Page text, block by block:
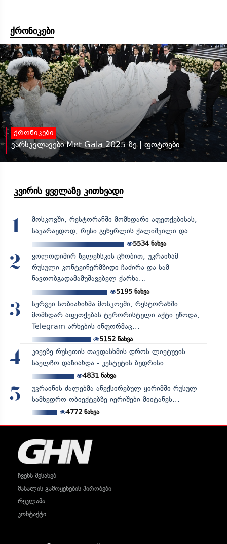
ქრონიკები
ქრონიკები
ვარსკვლავები Met Gala 2025-ზე | ფოტოები
კვირის ყველაზე კითხვადი
1
მოსკოვში, რესტორანში მომხდარი აფეთქებისას,
სავარაუდოდ, რუსი გენერლის ქალიშვილი და...
5534ნახვა
2
ვოლოდიმირ ზელენსკის ცნობით, უკრაინამ
რუსული კონტეინერმზიდი ჩაძირა და სამ
ნავთობგადამამუშავებელ ქარხა...
5195ნახვა
3
სერგეი სობიანინმა მოსკოვში, რესტორანში
მომხდარ აფეთქებას ტერორისტული აქტი უწოდა,
Telegram-არხების ინფორმაც...
5152ნახვა
4
კიევზე რუსეთის თავდასხმის დროს ლიეტუვის
საელჩო დაზიანდა - კესტუტის ბუდრისი
4831ნახვა
5
უკრაინის ძალებმა ანექსირებულ ყირიმში რუსულ
სამხედრო ობიექტებზე იერიშები მიიტანეს...
4772ნახვა
ჩვენს შესახებ
მასალის გამოყენების პირობები
რეკლამა
კონტაქტი